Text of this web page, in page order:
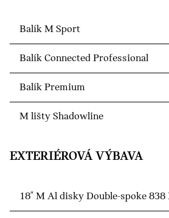
Balík M Sport
Balík Connected Professional
Balík Premium
M lišty Shadowline
EXTERIÉROVÁ VÝBAVA
18" M Al disky Double-spoke